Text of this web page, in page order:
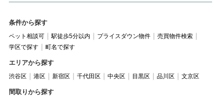
条件から探す
ペット相談可 駅徒歩5分以内 プライスダウン物件
売買物件検索
学区で探す
町名で探す
エリアから探す
渋谷区 港区 新宿区 千代田区 中央区 目黒区 品川区 文京区
間取りから探す